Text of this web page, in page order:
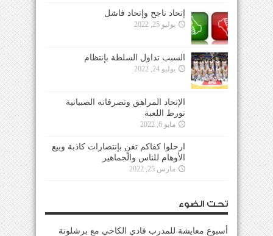
إتحاد ناجح وإتحاد فاشل
يوليو 25, 2022
السبب تداول السلطة بإنتظام
يوليو 24, 2022
الإتحاد المراهق وتصرفاته الصبيانية
تورط اللعبة
مايو 6, 2022
ارحلوا كفاكم تغنٍ بإنتصارات كاذبة وبيع
الأوهام للناس والجماهير
مارس 25, 2022
تحت الضوء
أسبوع معايشة للمدرب فادي الكاخي مع برشلونة